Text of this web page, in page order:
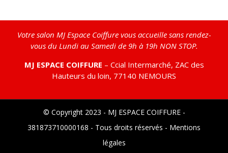
Votre salon MJ Espace Coiffure vous accueille sans rendez-
vous du Lundi au Samedi de 9h à 19h NON STOP.
MJ ESPACE COIFFURE – Ccial Intermarché, ZAC des
Hauteurs du loin, 77140 NEMOURS
© Copyright 2023 - MJ ESPACE COIFFURE -
381873710000168 - Tous droits réservés - Mentions
légales